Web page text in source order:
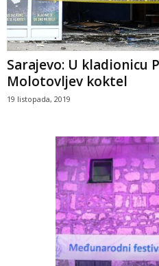
Sarajevo: U kladionicu
Molotovljev koktel
19 listopada, 2019